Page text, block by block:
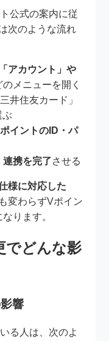
公式の案内に従
次のような流れ
「アカウント」や
のメニューを開く
井住友カード」
ぶ
イントのID・パ
連携を完了させる
様に対応した
変わらずVポイン
ります。
でどんな影
響
る人は、次のよ